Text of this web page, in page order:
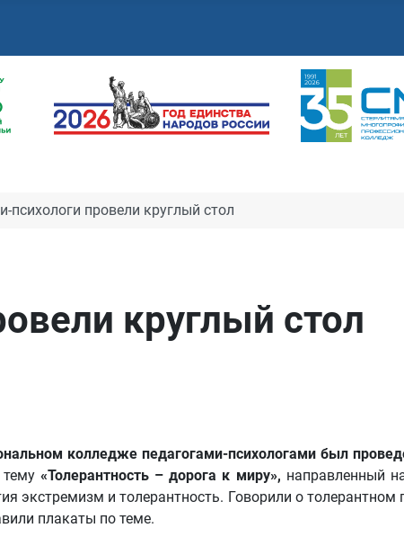
психологи провели круглый стол
круглый стол
колледже педагогами-психологами был
«Толерантность – дорога к миру», направленный
экстремизм и толерантность. Говорили о толерантном
плакаты по теме.